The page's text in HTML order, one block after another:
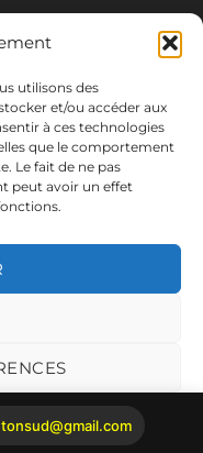
utilisons des
et/ou accéder aux
à ces technologies
que le comportement
Le fait de ne pas
peut avoir un effet
Béton Sud